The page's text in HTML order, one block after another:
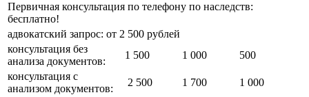
Первичная консультация по телефону по наследств:
бесплатно!
адвокатский запрос: от 2 500 рублей
консультация без
анализа документов:
1 500 1 000
500
консультация с
анализом документов:
2 500 1 700
1 000